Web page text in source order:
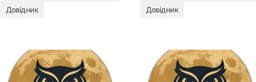
Довідник
Довідник